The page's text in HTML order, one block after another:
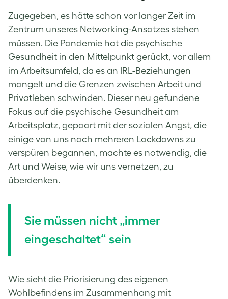
Zugegeben, es hätte schon vor langer Zeit im
Zentrum unseres Networking-Ansatzes stehen
müssen. Die Pandemie hat die psychische
Gesundheit in den Mittelpunkt gerückt, vor allem
im Arbeitsumfeld, da es an IRL-Beziehungen
mangelt und die Grenzen zwischen Arbeit und
Privatleben schwinden. Dieser neu gefundene
Fokus auf die psychische Gesundheit am
Arbeitsplatz, gepaart mit der sozialen Angst, die
einige von uns nach mehreren Lockdowns zu
verspüren begannen, machte es notwendig, die
Art und Weise, wie wir uns vernetzen, zu
überdenken.
Sie müssen nicht „immer
eingeschaltet“ sein
Wie sieht die Priorisierung des eigenen
Wohlbefindens im Zusammenhang mit